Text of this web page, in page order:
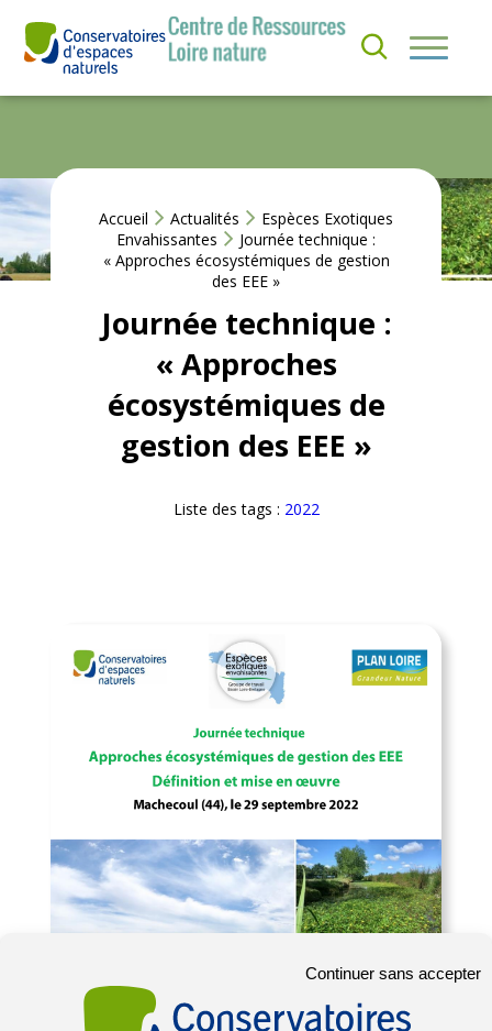
Continuer sans accepter
contenu
SOMMES-
NOS
ACTIONS
ACTUS &
S’
N
R
E
À
A
N
Accueil Actualités
Espèces Exotiques
Envahissantes
Journée technique :
« Approches écosystémiques de gestion
des EEE »
Journée technique :
« Approches
écosystémiques de
gestion des EEE »
Liste des tags : 2022